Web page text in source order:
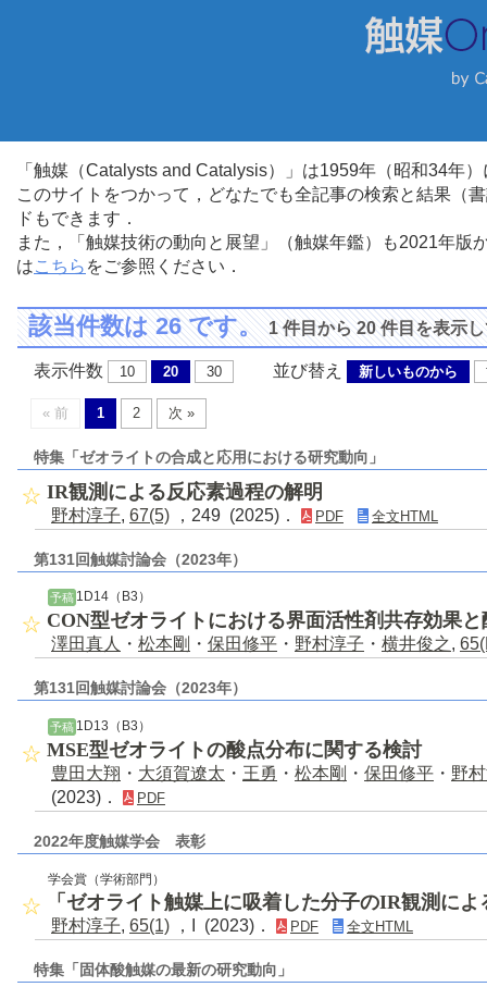
「触媒（Catalysts and Catalysis）」は1959年（昭和34年
このサイトをつかって，どなたでも全記事の検索と結果（
ドもできます．
また，「触媒技術の動向と展望」（触媒年鑑）も2021年
はこちら をご参照ください．
該当件数は 26 です。1 件目から 20 件目を表示
表示件数 10 20 30 並び替え 新しいものから
« 前 1 2 次 »
特集「ゼオライトの合成と応用における研究動向」
IR観測による反応素過程の解明
野村淳子, 67(5) ，249 (2025)． PDF 全文HTML
第131回触媒討論会（2023年）
予稿 1D14（B3）
CON型ゼオライトにおける界面活性剤共存効果
澤田真人 ・ 松本剛 ・ 保田修平 ・ 野村淳子 ・ 横井俊之,
第131回触媒討論会（2023年）
予稿 1D13（B3）
MSE型ゼオライトの酸点分布に関する検討
豊田大翔 ・ 大須賀遼太 ・ 王勇 ・ 松本剛 ・ 保田修平 ・ 野
(2023)．
PDF
2022年度触媒学会 表彰
学会賞（学術部門）
「ゼオライト触媒上に吸着した分子のIR観測に
野村淳子, 65(1) ，I (2023)． PDF 全文HTML
特集「固体酸触媒の最新の研究動向」